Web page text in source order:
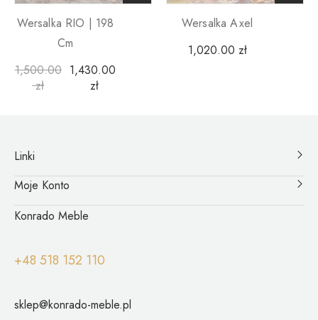
Wersalka RIO | 198
Cm
1,500.00
zł
1,430.00
zł
Wersalka Axel
1,020.00 zł
Linki
Moje Konto
Konrado Meble
+48 518 152 110
sklep@konrado-meble.pl